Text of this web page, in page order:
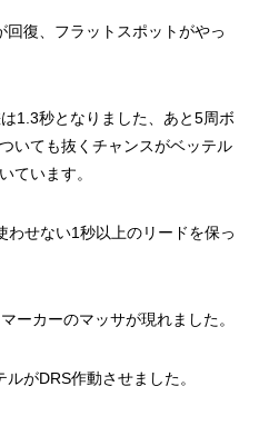
復、フラットスポットがやっ
1.3秒となりました、あと5周ボ
いても抜くチャンスがベッテル
ています。
せない1秒以上のリードを保っ
ーカーのマッサが現れました。
がDRS作動させました。